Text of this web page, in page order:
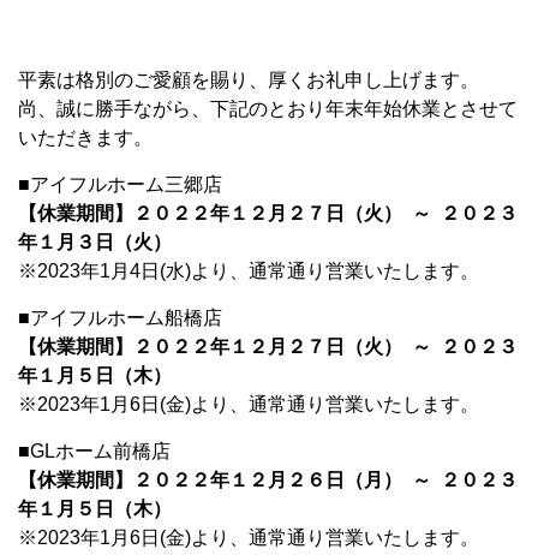
平素は格別のご愛顧を賜り、厚くお礼申し上げます。
尚、誠に勝手ながら、下記のとおり年末年始休業とさせて
いただきます。
■アイフルホーム三郷店
【休業期間】２０２２年１２月２７日（火） ～ ２０２３
年１月３日（火）
※2023年1月4日(水)より、通常通り営業いたします。
■アイフルホーム船橋店
【休業期間】２０２２年１２月２７日（火） ～ ２０２３
年１月５日（木）
※2023年1月6日(金)より、通常通り営業いたします。
■GLホーム前橋店
【休業期間】２０２２年１２月２６日（月） ～ ２０２３
年１月５日（木）
※2023年1月6日(金)より、通常通り営業いたします。